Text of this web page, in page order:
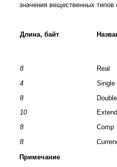
значения вещественных
Длина, байт
8
4
8
10
8
8
Real
Single
Double
Comp
Примечание